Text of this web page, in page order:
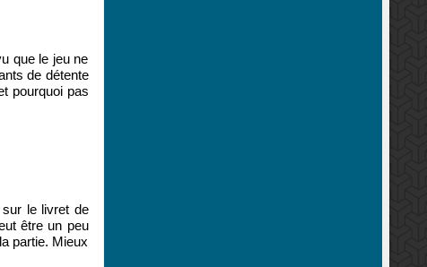
que le jeu ne
de détente
pourquoi pas
le livret de
être un peu
partie. Mieux